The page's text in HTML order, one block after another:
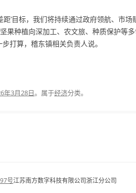
距’目标，我们将持续通过政府领航、市
果种植向深加工、农文旅、种质保护等
打算，稽东镇相关负责人说。
年3月28日。属于经济分类。
号江苏南方数字科技有限公司浙江分公司